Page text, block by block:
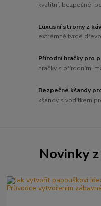
kvalitní, bezpečné,
Luxusní stromy z
extrémně tvrdé
Přírodní hračky pro
hračky s přírodními
Bezpečné kšandy
kšandy s vodítkem
Novinky